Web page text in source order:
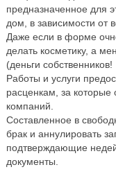
предназначенное для
дом, в зависимости от
Даже если в форме
делать косметику, а
(деньги собственников!
Работы и услуги
расценкам, за
компаний.
Составленное в
брак и аннулировать
подтверждающие
документы.